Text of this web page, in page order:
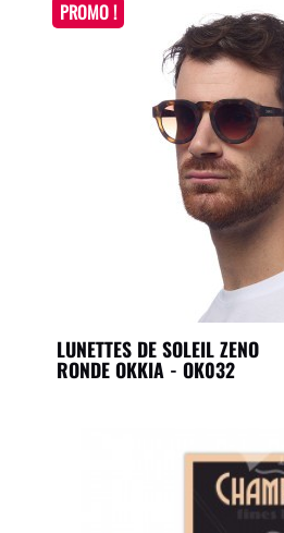
LUNETTES DE SOLEIL ZENO
RONDE OKKIA - OK032
PROMO !